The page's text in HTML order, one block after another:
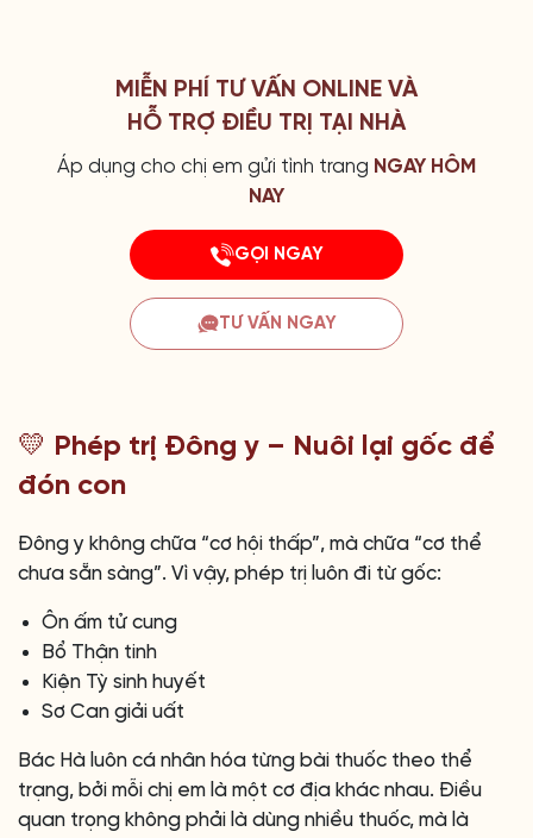
MIỄN PHÍ TƯ VẤN ONLINE VÀ
HỖ TRỢ ĐIỀU TRỊ TẠI NHÀ
Áp dụng cho chị em gửi tình trang NGAY HÔM
NAY
GỌI NGAY
TƯ VẤN NGAY
💛 Phép trị Đông y – Nuôi lại gốc để
đón con
Đông y không chữa “cơ hội thấp”, mà chữa “cơ thể
chưa sẵn sàng”. Vì vậy, phép trị luôn đi từ gốc:
Ôn ấm tử cung
Bổ Thận tinh
Kiện Tỳ sinh huyết
Sơ Can giải uất
Bác Hà luôn cá nhân hóa từng bài thuốc theo thể
trạng, bởi mỗi chị em là một cơ địa khác nhau. Điều
quan trọng không phải là dùng nhiều thuốc, mà là